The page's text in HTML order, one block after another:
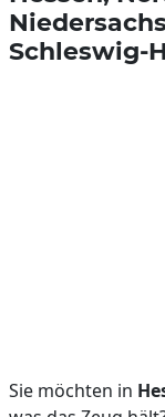
Schleswig-
Sie möchten in